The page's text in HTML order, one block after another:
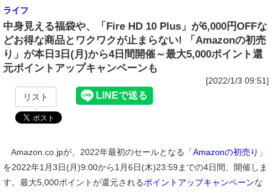
ライフ
中身見える福袋や、「Fire HD 10 Plus」が6,000円OFFな
どお得な商品とワクワクが止まらない! 「Amazonの初売
り」が本日3日(月)から4日間開催～最大5,000ポイント還
元ポイントアップキャンペーンも
[2022/1/3 09:51]
リスト
Amazon.co.jpが、2022年最初のセールとなる「Amazonの初売り 」
を2022年1月3日(月)9:00から1月6日(木)23:59までの4日間、開催しま
す。最大5,000ポイントが還元されるポイントアップキャンペーンな